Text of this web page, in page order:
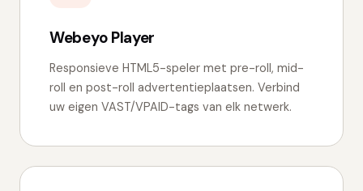
Webeyo Player
Responsieve HTML5-speler met pre-roll, mid-
roll en post-roll advertentieplaatsen. Verbind
uw eigen VAST/VPAID-tags van elk netwerk.